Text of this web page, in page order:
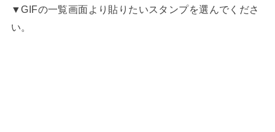
▼GIFの一覧画面より貼りたいスタンプを選んでくださ
い。